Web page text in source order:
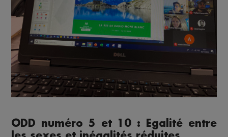
ODD numéro 5 et 10 : Egalité entre